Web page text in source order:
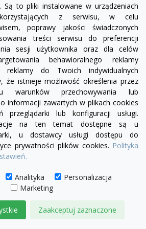
visibility
zielonyczerwonyczekoladowy
miętowy
błękitny
turkusowy
Classic skóra Dubai
4 690,00 zł
Są to pliki instalowane w urządzeniach
z serwisu, w celu
poprawy jakości świadczonych
treści serwisu do preferencji
sesji użytkownika oraz dla celów
behawioralnego reklamy
reklamy do Twoich indywidualnych
że istnieje możliwość określenia przez
warunków przechowywania lub
informacji zawartych w plikach cookies
przeglądarki lub konfiguracji usługi.
na ten temat dostępne są u
u dostawcy usługi dostępu do
prywatności plików cookies. Polityka
Analityka
Personalizacja
Marketing
Zaakceptuj zaznaczone